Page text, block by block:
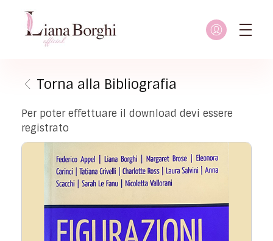
Torna alla Bibliografia
Per poter effettuare il download devi essere
registrato